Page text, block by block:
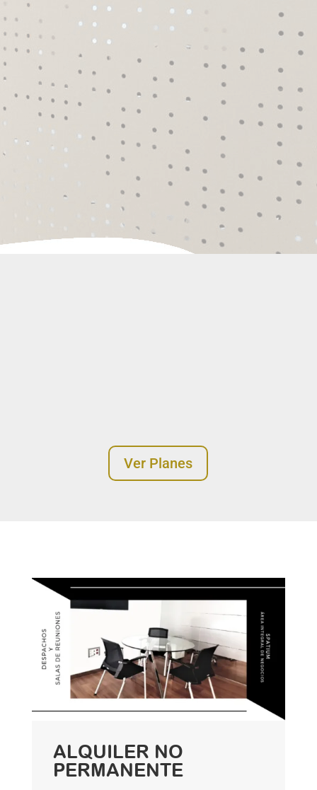
Fiscal
Estamos especializados en
domiciliación de sociedades.
desde 7.50 €/mes
Más info
Ver Planes
ALQUILER NO
PERMANENTE